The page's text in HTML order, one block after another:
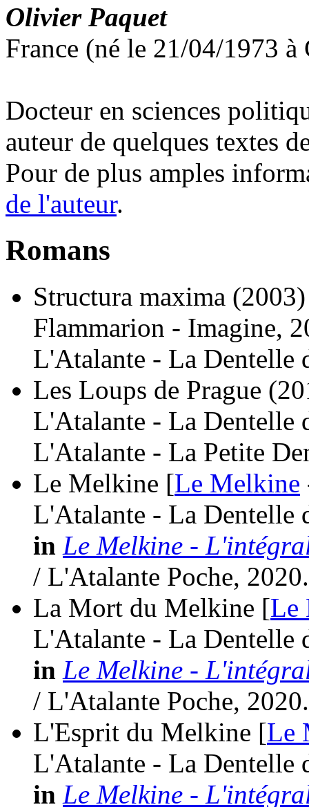
Olivier Paquet
France (né le 21/04/1973 à
Docteur en sciences
auteur de quelques textes
Pour de plus amples
de l'auteur.
Romans
Structura maxima (2003)
Flammarion - Imagine,
L'Atalante - La Dentelle
Les Loups de Prague
L'Atalante - La Dentelle
L'Atalante - La Petite
Le Melkine [Le Melkine
L'Atalante - La Dentelle
in Le Melkine -
/ L'Atalante Poche, 2020.
La Mort du Melkine [Le
L'Atalante - La Dentelle
in Le Melkine -
/ L'Atalante Poche, 2020.
L'Esprit du Melkine [Le
L'Atalante - La Dentelle
in Le Melkine -